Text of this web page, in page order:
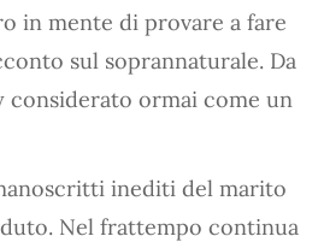
in mente di provare a fare
sul soprannaturale. Da
considerato ormai come un
inediti del marito
Nel frattempo continua